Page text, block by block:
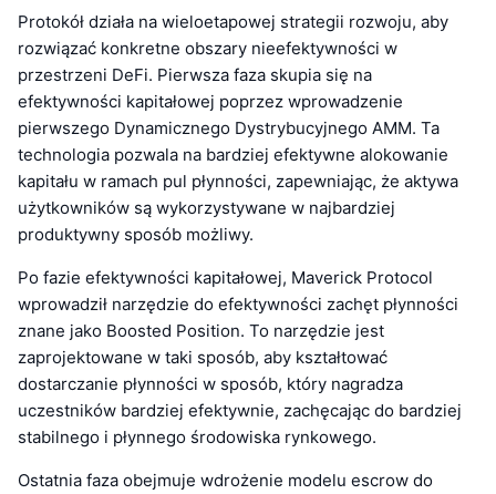
Protokół działa na wieloetapowej strategii rozwoju, aby
rozwiązać konkretne obszary nieefektywności w
przestrzeni DeFi. Pierwsza faza skupia się na
efektywności kapitałowej poprzez wprowadzenie
pierwszego Dynamicznego Dystrybucyjnego AMM. Ta
technologia pozwala na bardziej efektywne alokowanie
kapitału w ramach pul płynności, zapewniając, że aktywa
użytkowników są wykorzystywane w najbardziej
produktywny sposób możliwy.
Po fazie efektywności kapitałowej, Maverick Protocol
wprowadził narzędzie do efektywności zachęt płynności
znane jako Boosted Position. To narzędzie jest
zaprojektowane w taki sposób, aby kształtować
dostarczanie płynności w sposób, który nagradza
uczestników bardziej efektywnie, zachęcając do bardziej
stabilnego i płynnego środowiska rynkowego.
Ostatnia faza obejmuje wdrożenie modelu escrow do